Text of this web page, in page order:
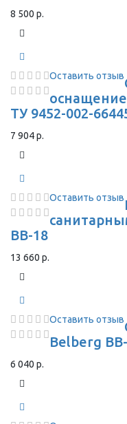
8 500 р.
Оставить отзыв
ТУ 9452-002-
7 904 р.
Оставить отзыв
BB-18
13 660 р.
Оставить отзыв
Belberg
6 040 р.